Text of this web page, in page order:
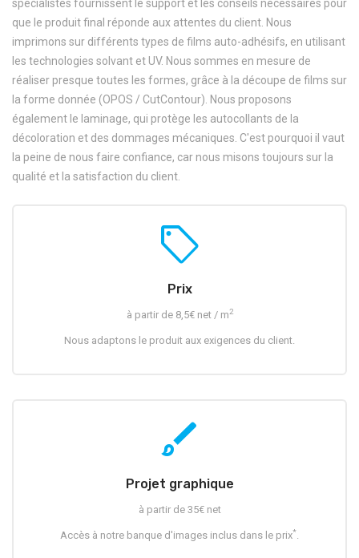
spécialistes fournissent le support et les conseils nécessaires pour
que le produit final réponde aux attentes du client. Nous
imprimons sur différents types de films auto-adhésifs, en utilisant
les technologies solvant et UV. Nous sommes en mesure de
réaliser presque toutes les formes, grâce à la découpe de films sur
la forme donnée (OPOS / CutContour). Nous proposons
également le laminage, qui protège les autocollants de la
décoloration et des dommages mécaniques. C'est pourquoi il vaut
la peine de nous faire confiance, car nous misons toujours sur la
qualité et la satisfaction du client.
sell
Prix
à partir de 8,5€ net / m2
Nous adaptons le produit aux exigences du client.
brush
Projet graphique
à partir de 35€ net
Accès à notre banque d'images inclus dans le prix*.